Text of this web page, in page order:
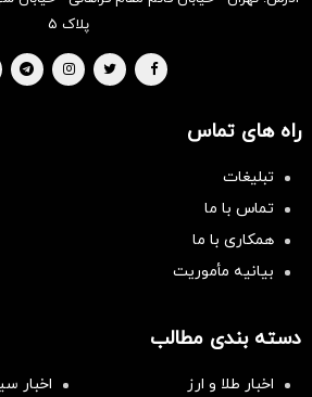
پلاک ۵
راه های تماس
تبلیغات
تماس با ما
همکاری با ما
بیانیه مأموریت
دسته بندی مطالب
اخبار طلا و ارز
اخبار